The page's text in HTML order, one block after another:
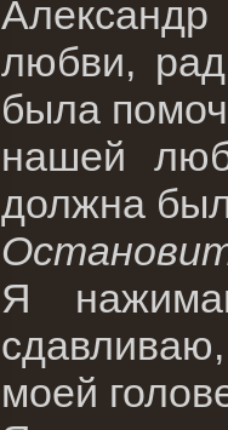
любви,
была
нашей
должна
Я
моей